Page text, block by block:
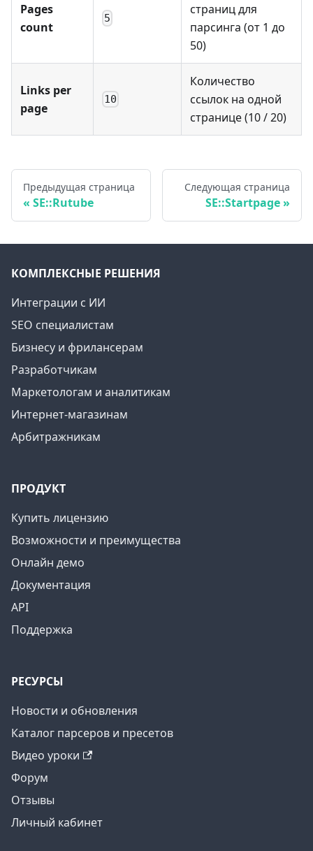
Pages
count
5
страниц для
парсинга (от 1 до
50)
Links per
page
10
Количество
ссылок на одной
странице (10 / 20)
Предыдущая страница
SE::Rutube
Следующая страница
SE::Startpage
КОМПЛЕКСНЫЕ РЕШЕНИЯ
Интеграции с ИИ
SEO специалистам
Бизнесу и фрилансерам
Разработчикам
Маркетологам и аналитикам
Интернет-магазинам
Арбитражникам
ПРОДУКТ
Купить лицензию
Возможности и преимущества
Онлайн демо
Документация
API
Поддержка
РЕСУРСЫ
Новости и обновления
Каталог парсеров и пресетов
Видео уроки
Форум
Отзывы
Личный кабинет